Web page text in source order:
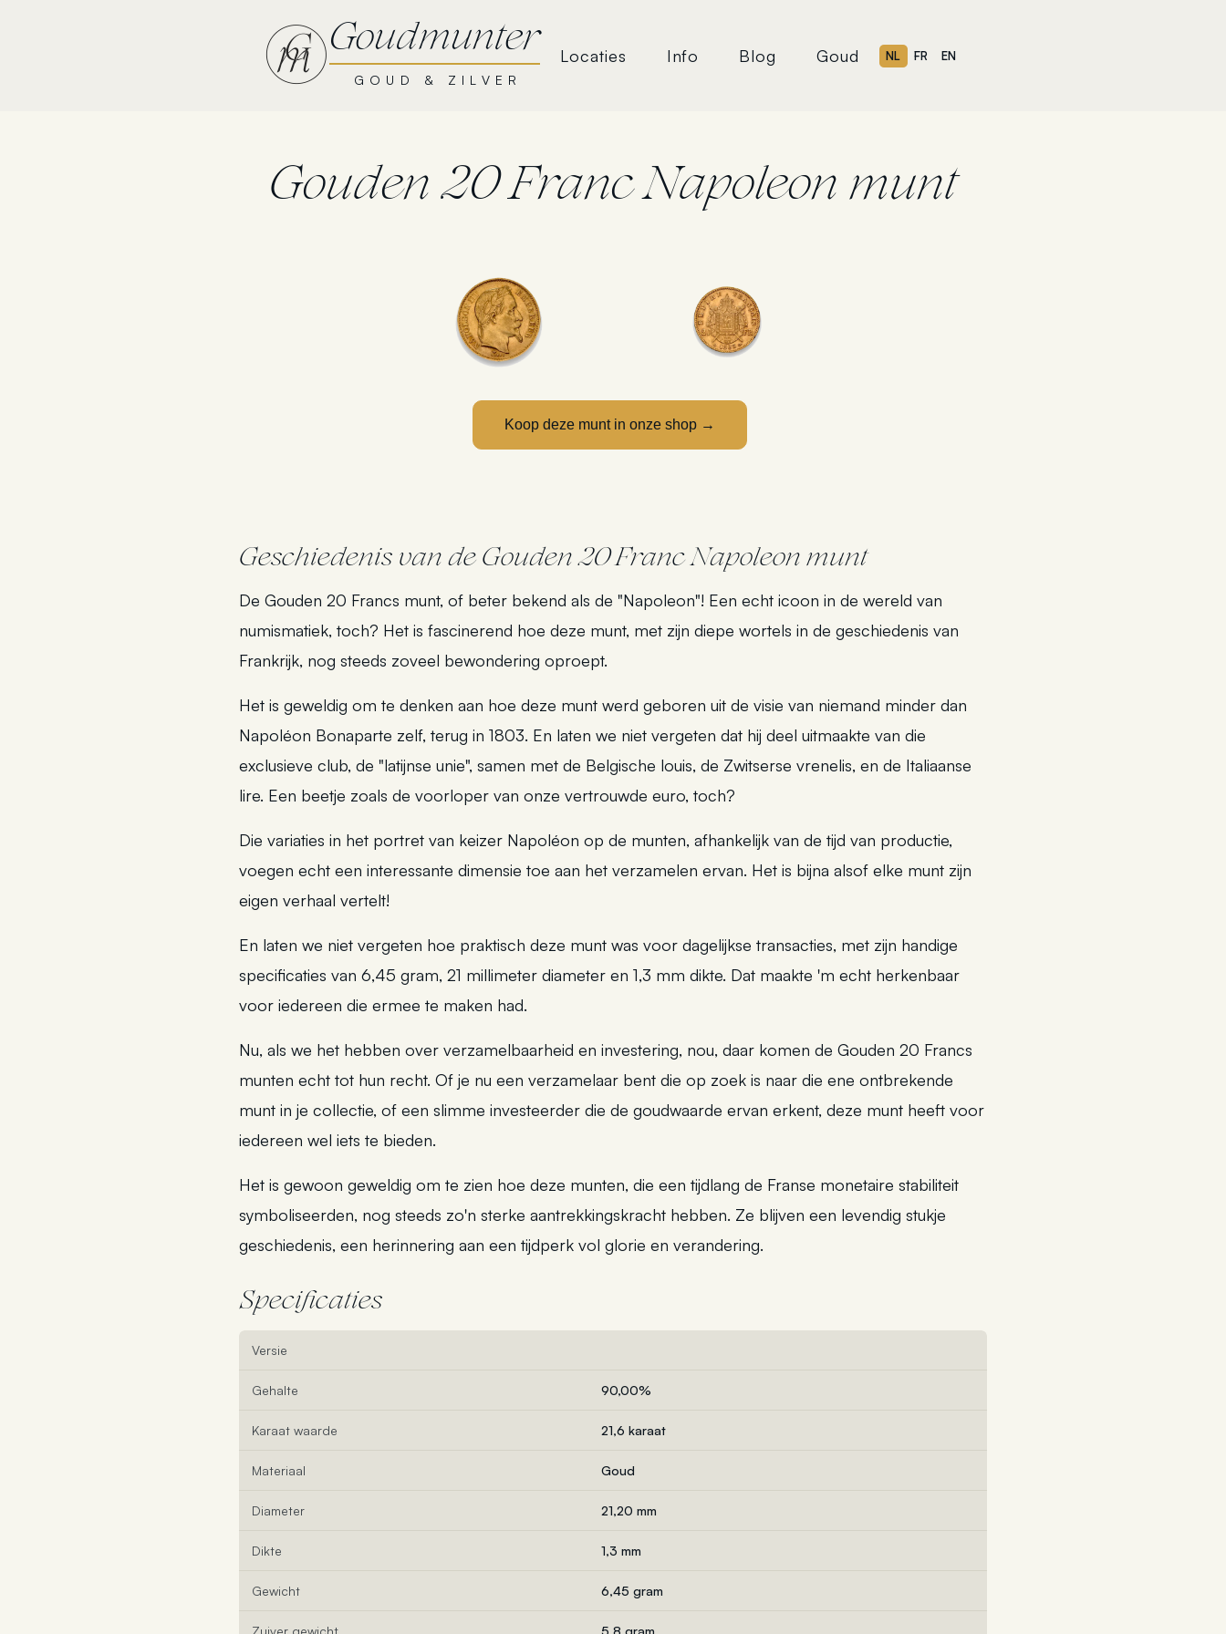
Goudmunter
GOUD & ZILVER
Locaties Info Blog Goud NL FR EN
Gouden 20 Franc Napoleon munt
Koop deze munt in onze shop →
Geschiedenis van de Gouden 20 Franc Napoleon munt
De Gouden 20 Francs munt, of beter bekend als de "Napoleon"! Een echt icoon in de wereld van
numismatiek, toch? Het is fascinerend hoe deze munt, met zijn diepe wortels in de geschiedenis van
Frankrijk, nog steeds zoveel bewondering oproept.
Het is geweldig om te denken aan hoe deze munt werd geboren uit de visie van niemand minder dan
Napoléon Bonaparte zelf, terug in 1803. En laten we niet vergeten dat hij deel uitmaakte van die
exclusieve club, de "latijnse unie", samen met de Belgische louis, de Zwitserse vrenelis, en de Italiaanse
lire. Een beetje zoals de voorloper van onze vertrouwde euro, toch?
Die variaties in het portret van keizer Napoléon op de munten, afhankelijk van de tijd van productie,
voegen echt een interessante dimensie toe aan het verzamelen ervan. Het is bijna alsof elke munt zijn
eigen verhaal vertelt!
En laten we niet vergeten hoe praktisch deze munt was voor dagelijkse transacties, met zijn handige
specificaties van 6,45 gram, 21 millimeter diameter en 1,3 mm dikte. Dat maakte 'm echt herkenbaar
voor iedereen die ermee te maken had.
Nu, als we het hebben over verzamelbaarheid en investering, nou, daar komen de Gouden 20 Francs
munten echt tot hun recht. Of je nu een verzamelaar bent die op zoek is naar die ene ontbrekende
munt in je collectie, of een slimme investeerder die de goudwaarde ervan erkent, deze munt heeft voor
iedereen wel iets te bieden.
Het is gewoon geweldig om te zien hoe deze munten, die een tijdlang de Franse monetaire stabiliteit
symboliseerden, nog steeds zo'n sterke aantrekkingskracht hebben. Ze blijven een levendig stukje
geschiedenis, een herinnering aan een tijdperk vol glorie en verandering.
Specificaties
Versie
Gehalte 90,00%
Karaat waarde 21,6 karaat
Materiaal Goud
Diameter 21,20 mm
Dikte 1,3 mm
Gewicht 6,45 gram
Zuiver gewicht 5,8 gram